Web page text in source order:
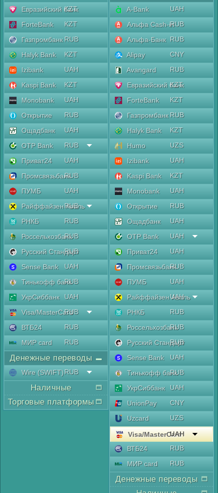
Евразийский банк
KZT
ForteBank
KZT
Газпромбанк RUB
Halyk Bank
KZT
Izibank
UAH
Kaspi Bank
KZT
Monobank
UAH
Открытие
RUB
Ощадбанк
UAH
OTP Bank
RUB
Приват24
UAH
ПромсвязьбанкRUB
ПУМБ
UAH
Райффайзен Аваль
RUB
РНКБ
RUB
РоссельхозбанкRUB
Русский Стандарт
RUB
Sense Bank
UAH
Тинькофф банкRUB
УкрСиббанк
UAH
Visa/MasterCard
RUB
ВТБ24
RUB
МИР card
RUB
Денежные переводы
Wire (SWIFT)RUB
Наличные
Торговые платформы
A-Bank
UAH
Альфа Cash-inRUB
Альфа-Банк RUB
Alipay
CNY
Avangard
RUB
Евразийский банк
KZT
ForteBank
KZT
Газпромбанк RUB
Halyk Bank
KZT
Humo
UZS
Izibank
UAH
Kaspi Bank
KZT
Monobank
UAH
Открытие
RUB
Ощадбанк
UAH
OTP Bank
UAH
Приват24
UAH
ПромсвязьбанкRUB
ПУМБ
UAH
Райффайзен Аваль
UAH
РНКБ
RUB
РоссельхозбанкRUB
Русский Стандарт
RUB
Sense Bank
UAH
Тинькофф банкRUB
УкрСиббанк
UAH
UnionPay
CNY
Uzcard
UZS
Visa/MasterCard
UAH
ВТБ24
RUB
МИР card
RUB
Денежные переводы